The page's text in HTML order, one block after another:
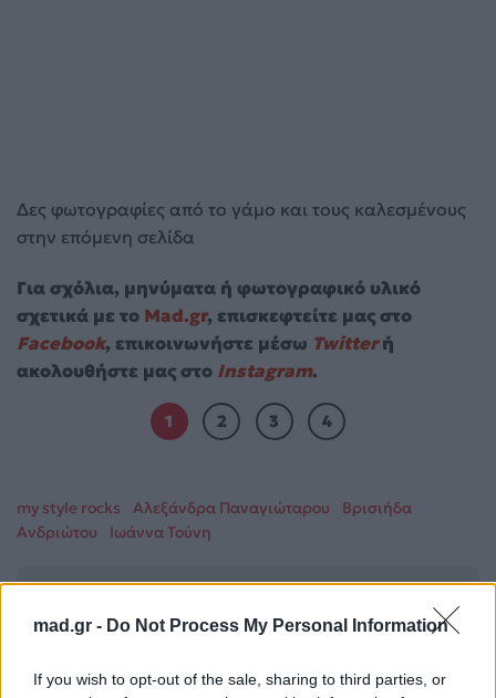
mad.gr - Do Not Process My Personal Information
If you wish to opt-out of the sale, sharing to third parties, or
Δες φωτογραφίες από το γάμο και τους καλεσμένους
στην επόμενη σελίδα
Για σχόλια, μηνύματα ή φωτογραφικό υλικό
σχετικά με το Mad.gr, επισκεφτείτε μας στο
Facebook, επικοινωνήστε μέσω Twitterή
ακολουθήστε μας στο Instagram.
1 2 3 4
my style rocks Αλεξάνδρα Παναγιώταρου
Βρισιήδα
Ανδριώτου
Ιωάννα Τούνη
Mad.gr στο Google
News